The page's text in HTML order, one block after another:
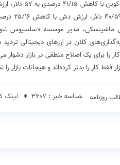
الکس ماشینسکی، مدیر موسسه
کلان در ارزهای دیجیتالی
را برای یک اصلاح منطقی در بازار
فقط کار را بدتر کرده‌اند و هیجانات بازار
روزنامه شناسه خبر : 3607 ♦ لینک